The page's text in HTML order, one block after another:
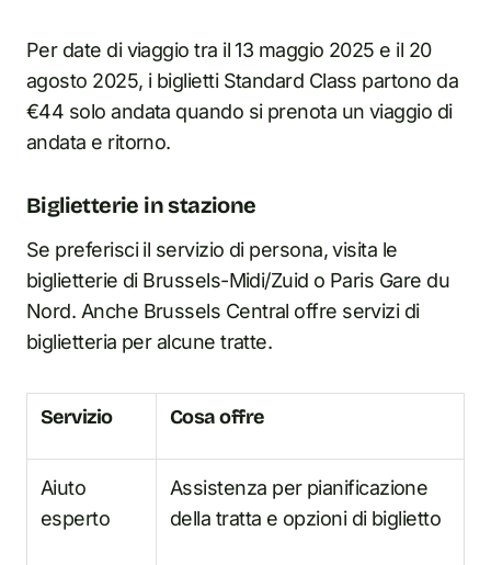
Per date di viaggio tra il 13 maggio 2025 e il 20
agosto 2025, i biglietti Standard Class partono da
€44 solo andata quando si prenota un viaggio di
andata e ritorno.
Biglietterie in stazione
Se preferisci il servizio di persona, visita le
biglietterie di Brussels-Midi/Zuid o Paris Gare du
Nord. Anche Brussels Central offre servizi di
biglietteria per alcune tratte.
Servizio Cosa offre
Aiuto
esperto
Assistenza per pianificazione
della tratta e opzioni di biglietto